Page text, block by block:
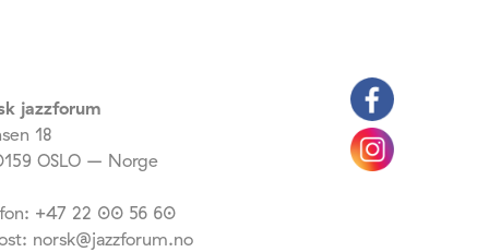
jazzforum
18
OSLO – Norge
+47 22 00 56 60
norsk@jazzforum.no